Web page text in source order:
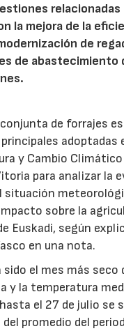
relacionadas
la mejora de la
de
de abastecimiento
de forrajes
adoptadas
y Cambio Climático
para analizar la
situación
sobre la
Euskadi, según
en una nota.
sido el mes más seco
y la temperatura
el 27 de julio se
promedio del